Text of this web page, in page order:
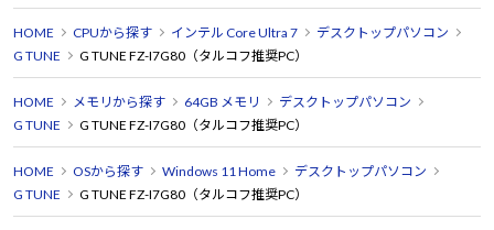
HOME CPUから探す インテル Core Ultra 7
デスクトップパソコン
G TUNE
G TUNE FZ-I7G80（タルコフ推奨PC）
HOME メモリから探す 64GB メモリ
デスクトップパソコン
G TUNE
G TUNE FZ-I7G80（タルコフ推奨PC）
HOME OSから探す Windows 11 Home
デスクトップパソコン
G TUNE
G TUNE FZ-I7G80（タルコフ推奨PC）